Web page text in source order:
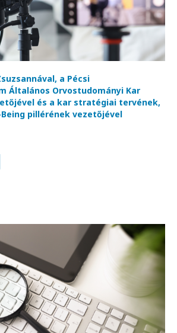
a Pécsi
Általános Orvostudományi Kar
és a kar stratégiai tervének,
pillérének vezetőjével